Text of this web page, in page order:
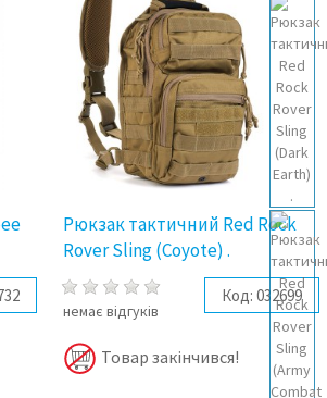
Рюкзак тактичний Red Rock
Rover Sling (Coyote) .
немає відгуків
Код: 032699
Товар закінчився!